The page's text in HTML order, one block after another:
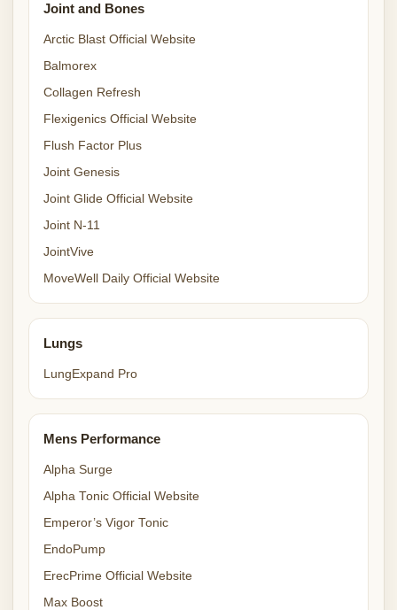
Joint and Bones
Arctic Blast Official Website
Balmorex
Collagen Refresh
Flexigenics Official Website
Flush Factor Plus
Joint Genesis
Joint Glide Official Website
Joint N-11
JointVive
MoveWell Daily Official Website
Lungs
LungExpand Pro
Mens Performance
Alpha Surge
Alpha Tonic Official Website
Emperor’s Vigor Tonic
EndoPump
ErecPrime Official Website
Max Boost